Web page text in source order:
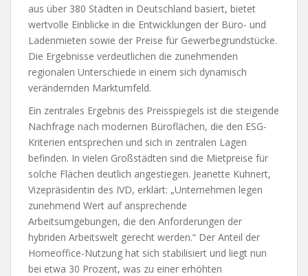
aus über 380 Städten in Deutschland basiert, bietet
wertvolle Einblicke in die Entwicklungen der Büro- und
Ladenmieten sowie der Preise für Gewerbegrundstücke.
Die Ergebnisse verdeutlichen die zunehmenden
regionalen Unterschiede in einem sich dynamisch
verändernden Marktumfeld.
Ein zentrales Ergebnis des Preisspiegels ist die steigende
Nachfrage nach modernen Büroflächen, die den ESG-
Kriterien entsprechen und sich in zentralen Lagen
befinden. In vielen Großstädten sind die Mietpreise für
solche Flächen deutlich angestiegen. Jeanette Kuhnert,
Vizepräsidentin des IVD, erklärt: „Unternehmen legen
zunehmend Wert auf ansprechende
Arbeitsumgebungen, die den Anforderungen der
hybriden Arbeitswelt gerecht werden.“ Der Anteil der
Homeoffice-Nutzung hat sich stabilisiert und liegt nun
bei etwa 30 Prozent, was zu einer erhöhten